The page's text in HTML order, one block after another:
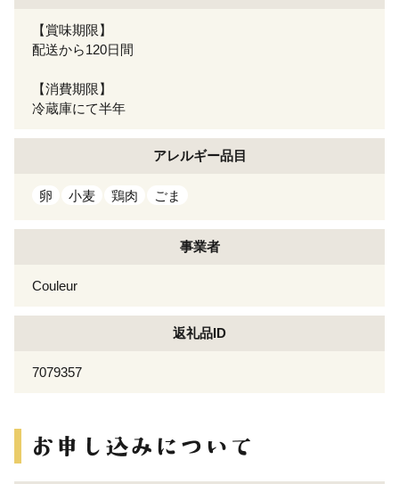
【賞味期限】
配送から120日間
【消費期限】
冷蔵庫にて半年
アレルギー品目
卵 小麦 鶏肉 ごま
事業者
Couleur
返礼品ID
7079357